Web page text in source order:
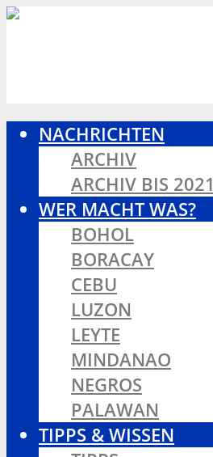
NACHRICHTEN
ARCHIV
ARCHIV BIS 2021
WER MACHT WAS?
BOHOL
BORACAY
CEBU
LUZON
LEYTE
MINDANAO
NEGROS
PALAWAN
TIPPS & WISSEN